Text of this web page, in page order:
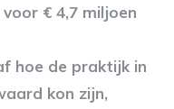
€ 4,7 miljoen
hoe de praktijk in
kon zijn,